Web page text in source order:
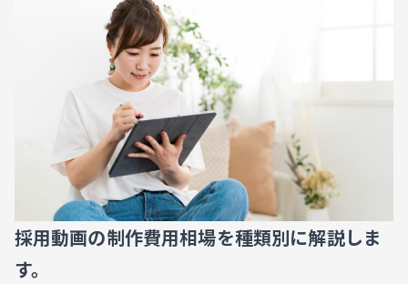
採用動画の制作費用相場を種類別に解説しま
す。